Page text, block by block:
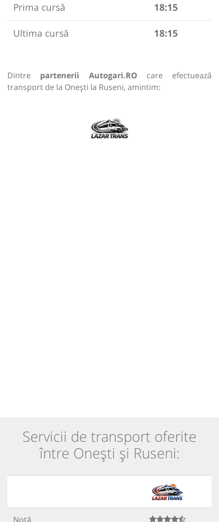
Prima cursă
18:15
Ultima cursă
18:15
Dintre partenerii Autogari.RO care efectuează
transport de la Onești la Ruseni, amintim:
Servicii de transport oferite
între Onești și Ruseni:
Notă